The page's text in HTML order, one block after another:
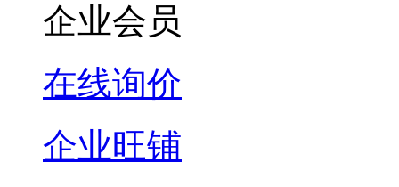
企业会员
在线询价
企业旺铺